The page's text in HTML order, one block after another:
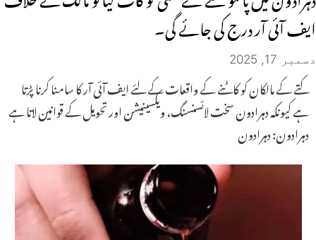
ایف آئی آر درج کی جائے گی۔
دسمبر 17, 2025
کتے کے مالکان کو کاٹنے کے واقعات کے لئے ایف آئی آر کا سامنا کرنا پڑتا
ہے کیونکہ دہرادون سخت لائسنسنگ، ویکسینیشن اور تحویل کے قوانین لاتا ہے
دہرادون: دہرادون